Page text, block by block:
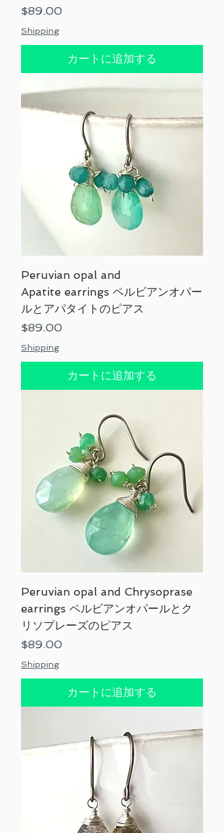
価格
$89.00
Shipping
カートに追加する
Peruvian opal and
Apatite earrings ペルビアンオパー
ルとアパタイトのピアス
価格
$89.00
Shipping
カートに追加する
Peruvian opal and Chrysoprase
earrings ペルビアンオパールとク
リソプレーズのピアス
価格
$89.00
Shipping
カートに追加する